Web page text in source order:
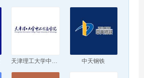
天津理工大学中环信息学院 中天钢铁